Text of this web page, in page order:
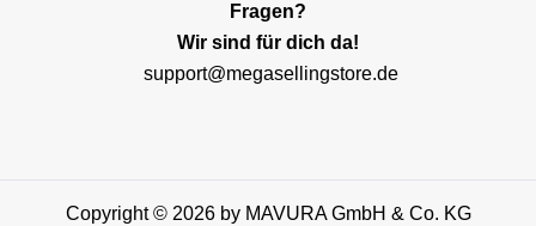
Fragen?
Wir sind für dich da!
support@megasellingstore.de
Copyright © 2026 by MAVURA GmbH & Co. KG